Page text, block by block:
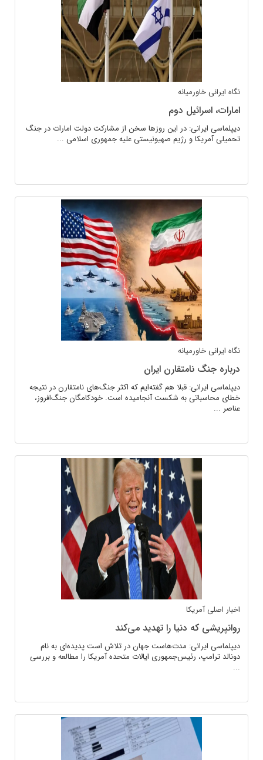
نگاه ایرانی خاورمیانه
امارات، اسرائیل دوم
دیپلماسی ایرانی: در این روزها سخن از مشارکت دولت امارات در جنگ
تحمیلی آمریکا و رژیم صهیونیستی علیه جمهوری اسلامی ...
نگاه ایرانی خاورمیانه
درباره جنگ نامتقارن ایران
دیپلماسی ایرانی: قبلا هم گفته‌ایم که اکثر جنگ‌های نامتقارن در نتیجه
خطای محاسباتی به شکست آنجامیده است. خودکامگان جنگ‌افروز،
عناصر ...
اخبار اصلیآمریکا
روانپریشی که دنیا را تهدید می‌کند
دیپلماسی ایرانی: مدت‌هاست جهان در تلاش است پدیده‌ای به نام
دونالد ترامپ، رئیس‌جمهوری ایالات متحده آمریکا را مطالعه و بررسی
...